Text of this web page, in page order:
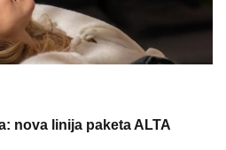
nova linija paketa ALTA